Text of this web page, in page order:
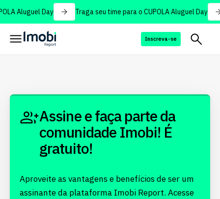
Aluguel Day Traga seu time para o CUPOLA Aluguel Day
Inscreva-se
Assine e faça parte da
comunidade Imobi! É
gratuito!
Aproveite as vantagens e benefícios de ser um
assinante da plataforma Imobi Report. Acesse